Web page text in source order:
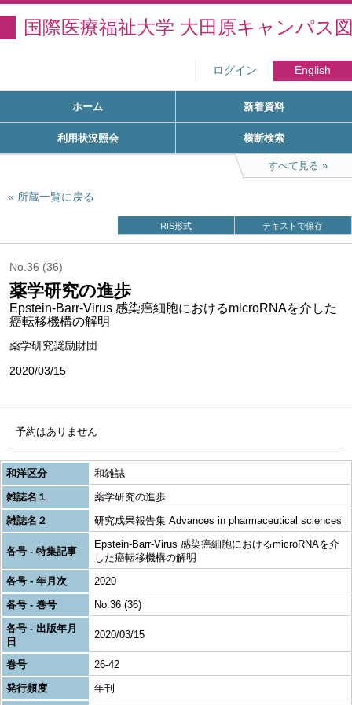
国際医療福祉大学 大田原キャンパス
ログイン English
ホーム 新着資料
利用状況照会 横断検索
すべて見る
所蔵一覧に戻る
RIS形式 テキストで保存
No.36 (36)
薬学研究の進歩
Epstein-Barr-Virus 感染癌細胞におけるmicroRNAを介した
癌転移機構の解明
薬学研究奨励財団
2020/03/15
予約はありません
和洋区分
和雑誌
雑誌名１
薬学研究の進歩
雑誌名２
研究成果報告集 Advances in pharmaceutical sciences
各号 - 特集記事
Epstein-Barr-Virus 感染癌細胞におけるmicroRNAを介
した癌転移機構の解明
各号 - 年月次
2020
各号 - 巻号
No.36 (36)
各号 - 出版年月
日
2020/03/15
巻号
26-42
発行頻度
年刊